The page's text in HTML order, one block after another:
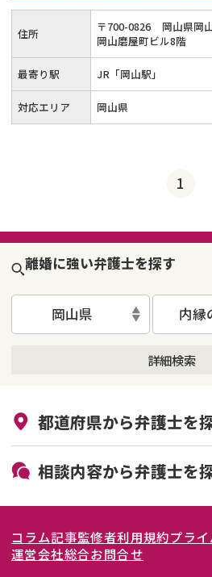
住所 〒700-0826
岡山県岡
岡山磨屋町ビル8階
最寄り駅 JR「岡山駅」
対応エリア 岡山県
1
離婚に強い弁護士を探す
岡山県 内縁
詳細検索
初回相談無料
都道府県から弁護士を
北海道・東北
北海道
岩手県
関東
東京都
東海
相談内容から弁護士を
離婚裁判
親
コラム記事監修者利用規約プラ
運営会社総合お問合せ